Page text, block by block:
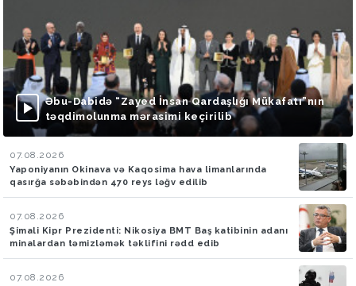
Əbu-Dabidə “Zayed İnsan Qardaşlığı Mükafatı”nın
təqdimolunma mərasimi keçirilib
07.08.2026
Yaponiyanın Okinava və Kaqosima hava limanlarında
qasırğa səbəbindən 470 reys ləğv edilib
07.08.2026
Şimali Kipr Prezidenti: Nikosiya BMT Baş katibinin adanı
minalardan təmizləmək təklifini rədd edib
07.08.2026